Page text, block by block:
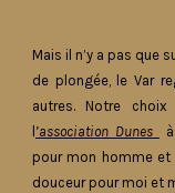
Mais il n’y a pas que
de plongée, le Var
autres. Notre
’association Dunes
pour mon homme et
douceur pour moi et